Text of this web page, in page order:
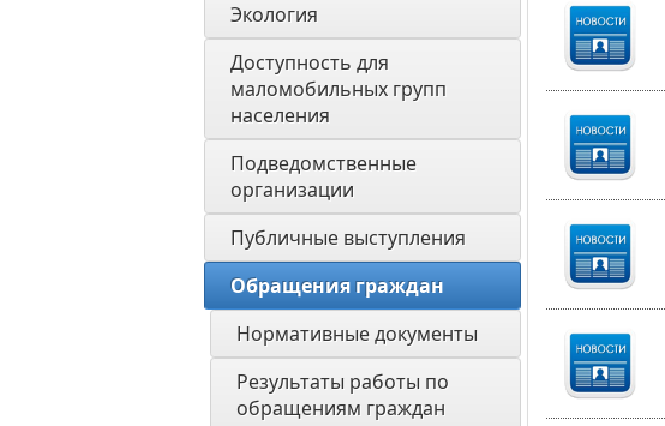
Экология
Доступность для
маломобильных групп
населения
Подведомственные
организации
Публичные выступления
Обращения граждан
Нормативные документы
Результаты работы по
обращениям граждан